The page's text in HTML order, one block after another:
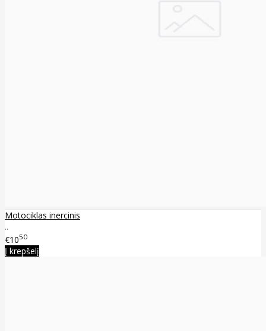
Motociklas inercinis
..
€1050
Į krepšelį